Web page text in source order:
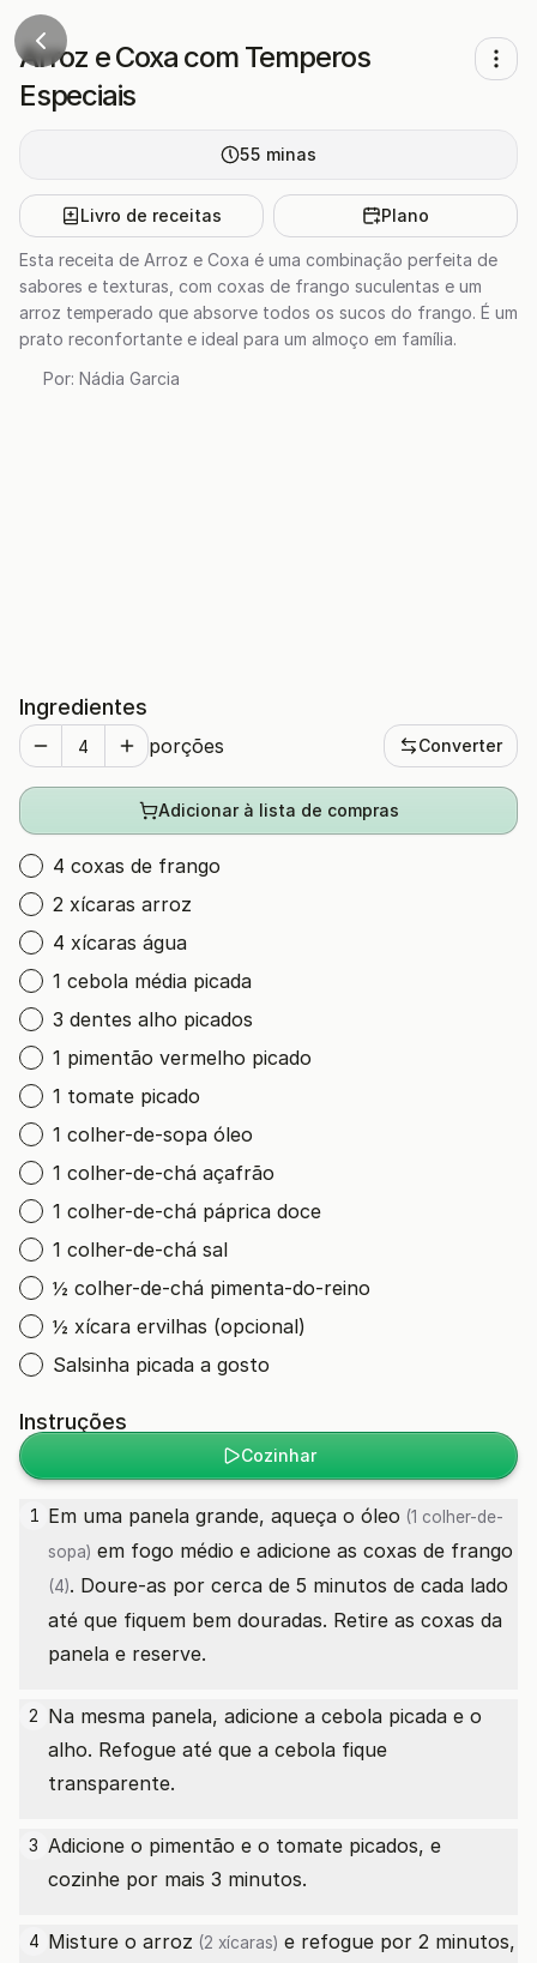
Arroz e Coxa com Temperos
Especiais
55 minas
Livro de receitas Plano
Esta receita de Arroz e Coxa é uma combinação perfeita de
sabores e texturas, com coxas de frango suculentas e um
arroz temperado que absorve todos os sucos do frango. É um
prato reconfortante e ideal para um almoço em família.
Por: Nádia Garcia
Ingredientes
porções Converter
Adicionar à lista de compras
4 coxas de frango
2 xícaras arroz
4 xícaras água
1 cebola média picada
3 dentes alho picados
1 pimentão vermelho picado
1 tomate picado
1 colher-de-sopa óleo
1 colher-de-chá açafrão
1 colher-de-chá páprica doce
1 colher-de-chá sal
½ colher-de-chá pimenta-do-reino
½ xícara ervilhas (opcional)
Salsinha picada a gosto
Instruções
Cozinhar
1 Em uma panela grande, aqueça o óleo (1 colher-de-
sopa) em fogo médio e adicione as coxas de frango
(4). Doure-as por cerca de 5 minutos de cada lado
até que fiquem bem douradas. Retire as coxas da
panela e reserve.
2 Na mesma panela, adicione a cebola picada e o
alho. Refogue até que a cebola fique
transparente.
3 Adicione o pimentão e o tomate picados, e
cozinhe por mais 3 minutos.
4 Misture o arroz (2 xícaras) e refogue por 2 minutos,